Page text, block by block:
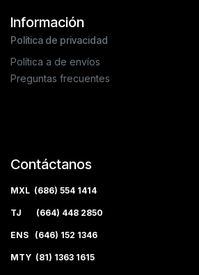
Información
Política de privacidad
Política a de envíos
Preguntas frecuentes
Contáctanos
MXL (686) 554 1414
TJ (664) 448 2850
ENS (646) 152 1346
MTY (81) 1363 1615